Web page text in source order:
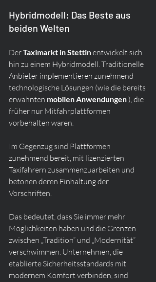
Hybridmodell: Das Beste aus
beiden Welten
Der Taximarkt in Stettin entwickelt sich
hin zu einem Hybridmodell. Traditionelle
Anbieter implementieren zunehmend
technologische Lösungen (wie die bereits
erwähnten mobilen Anwendungen ), die
früher nur Mitfahrplattformen
vorbehalten waren.
Im Gegenzug sind Plattformen
zunehmend bereit, mit lizenzierten
Taxifahrern zusammenzuarbeiten und
betonen deren Einhaltung der
Vorschriften.
Das bedeutet, dass Sie immer mehr
Möglichkeiten haben und die Grenzen
zwischen „Tradition“ und „Modernität“
verschwimmen. Unternehmen, die
etablierte Sicherheitsstandards mit
modernem Komfort verbinden, sind